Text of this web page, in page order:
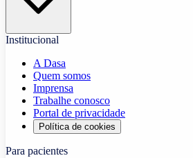
Institucional
A Dasa
Quem somos
Imprensa
Trabalhe conosco
Portal de privacidade
Política de cookies
Para pacientes